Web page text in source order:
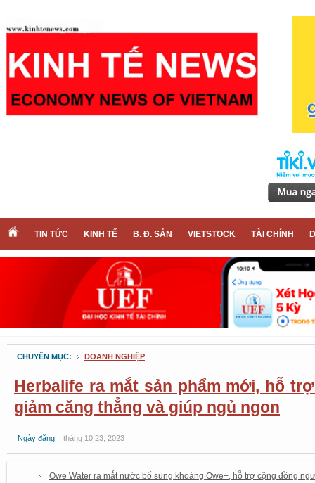
TIN TỨC KINH TẾ B. Đ. SẢN VIETSTOCK TÀI CHÍNH
CHUYÊN MỤC: DOANH NGHIỆP
Herbalife ra mắt sản phẩm mới, hỗ
giảm căng thẳng và giúp ngủ ngon
Ngày đăng: : tháng 10 23, 2023
Owe Water ra mắt nước bổ sung khoáng Owe+, hỗ trợ cộng đồng